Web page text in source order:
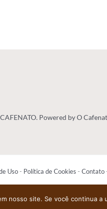
Powered by O
Uso- Política de Cookies - Contato
nosso site. Se você continua